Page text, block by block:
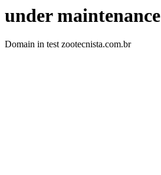
under maintenance
Domain in test zootecnista.com.br